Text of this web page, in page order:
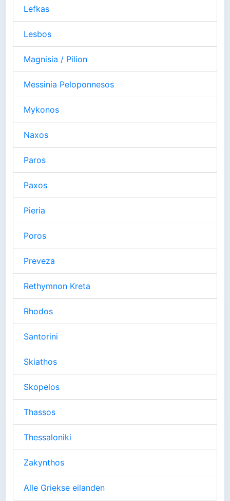
Lefkas
Lesbos
Magnisia / Pilion
Messinia Peloponnesos
Mykonos
Naxos
Paros
Paxos
Pieria
Poros
Preveza
Rethymnon Kreta
Rhodos
Santorini
Skiathos
Skopelos
Thassos
Thessaloniki
Zakynthos
Alle Griekse eilanden